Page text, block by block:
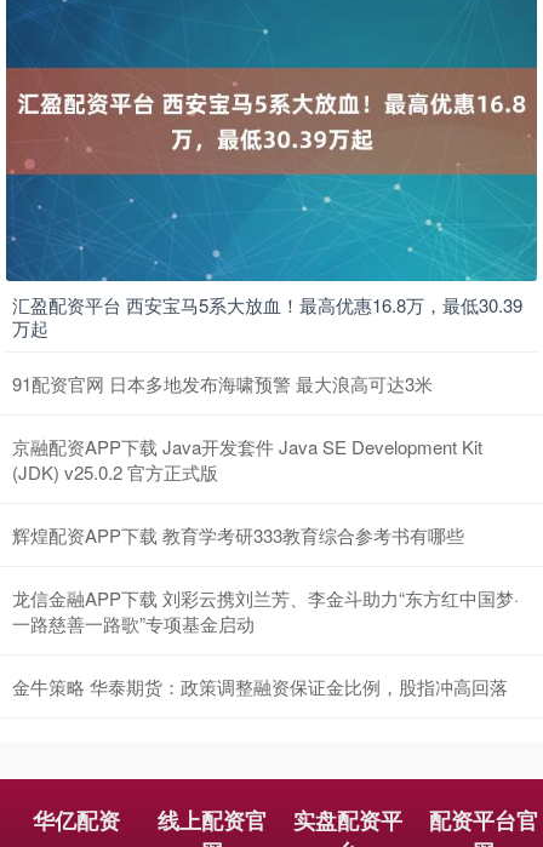
汇盈配资平台 西安宝马5系大放血！最高优惠16.8万，最低30.39
万起
91配资官网 日本多地发布海啸预警 最大浪高可达3米
京融配资APP下载 Java开发套件 Java SE Development Kit
(JDK) v25.0.2 官方正式版
辉煌配资APP下载 教育学考研333教育综合参考书有哪些
龙信金融APP下载 刘彩云携刘兰芳、李金斗助力“东方红中国梦·
一路慈善一路歌”专项基金启动
金牛策略 华泰期货：政策调整融资保证金比例，股指冲高回落
华亿配资
线上配资官
实盘配资平
配资平台官